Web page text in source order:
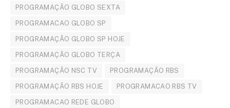
PROGRAMAÇÃO GLOBO SEXTA
PROGRAMACAO GLOBO SP
PROGRAMAÇÃO GLOBO SP HOJE
PROGRAMAÇÃO GLOBO TERÇA
PROGRAMAÇÃO NSC TV PROGRAMAÇÃO RBS
PROGRAMAÇÃO RBS HOJE PROGRAMACAO RBS TV
PROGRAMACAO REDE GLOBO